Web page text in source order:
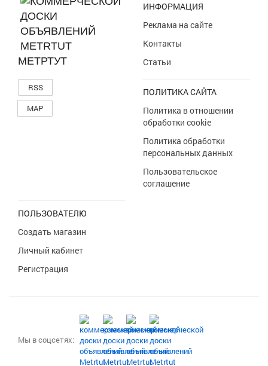
МЕТРТУТ
RSS
MAP
ИНФОРМАЦИЯ
Реклама на сайте
Контакты
Статьи
ПОЛИТИКА САЙТА
Политика в отношении
обработки cookie
Политика обработки
персональных данных
Пользовательское
соглашение
ПОЛЬЗОВАТЕЛЮ
Создать магазин
Личный кабинет
Регистрация
Мы в соцсетях: